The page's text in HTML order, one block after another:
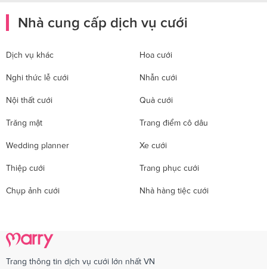
Nhà cung cấp dịch vụ cưới
Dịch vụ khác Hoa cưới
Nghi thức lễ cưới Nhẫn cưới
Nội thất cưới Quà cưới
Trăng mật Trang điểm cô dâu
Wedding planner Xe cưới
Thiệp cưới Trang phục cưới
Chụp ảnh cưới Nhà hàng tiệc cưới
Trang thông tin dịch vụ cưới lớn nhất VN